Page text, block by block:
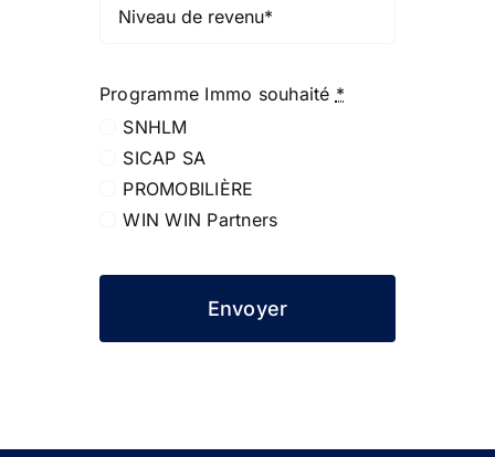
Programme Immo souhaité *
SNHLM
SICAP SA
PROMOBILIÈRE
WIN WIN Partners
Envoyer